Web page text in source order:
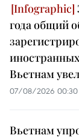
года общий
Вьетнам
07/08/2026 00:30
Вьетнам